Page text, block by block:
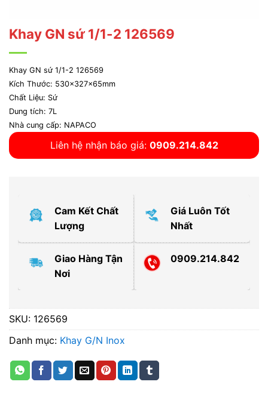
Khay GN sứ 1/1-2 126569
Khay GN sứ 1/1-2 126569
Kích Thước: 530x327x65mm
Chất Liệu: Sứ
Dung tích: 7L
Nhà cung cấp: NAPACO
Liên hệ nhận báo giá: 0909.214.842
Cam Kết Chất
Lượng
Giá Luôn Tốt
Nhất
Giao Hàng Tận
Nơi
0909.214.842
SKU: 126569
Danh mục: Khay G/N Inox